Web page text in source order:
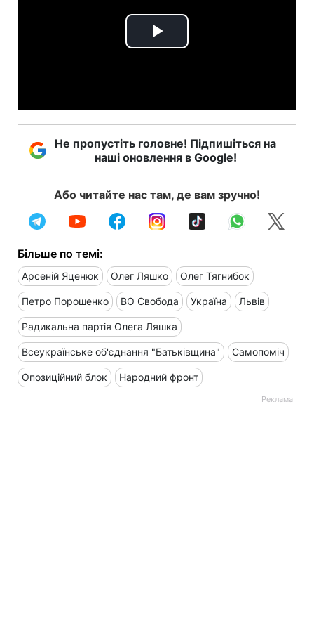
Play
Не пропустіть головне! Підпишіться на
наші оновлення в Google!
Або читайте нас там, де вам зручно!
Більше по темі:
Арсеній Яценюк Олег Ляшко Олег Тягнибок
Петро Порошенко ВО Свобода Україна Львів
Радикальна партія Олега Ляшка
Всеукраїнське об'єднання "Батьківщина" Самопоміч
Опозиційний блок Народний фронт